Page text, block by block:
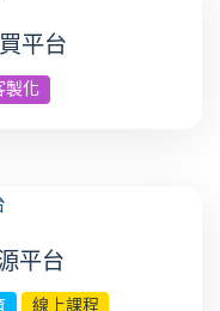
平台
製化
平台
線上課程